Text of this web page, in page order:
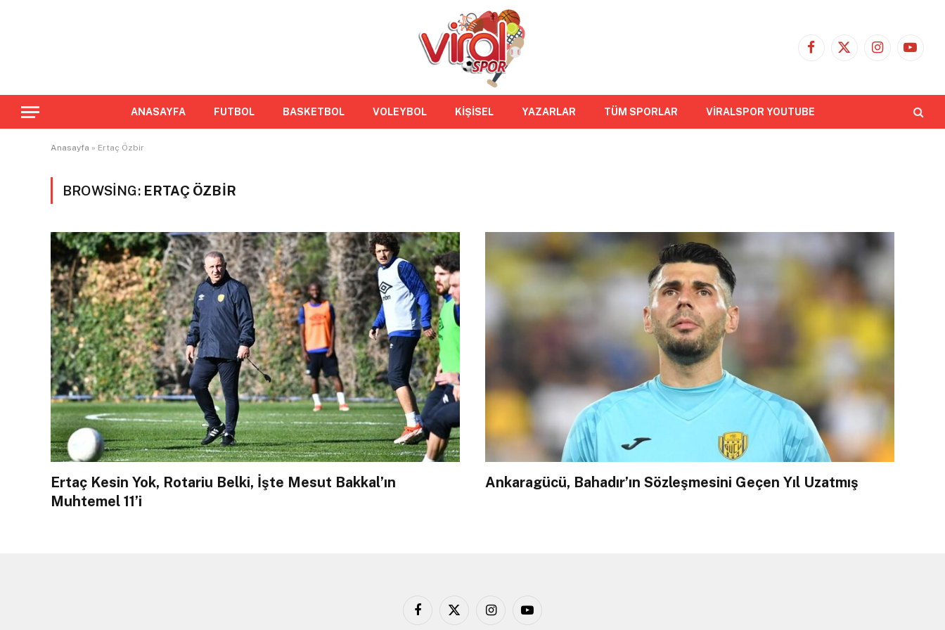
Facebook
X
Instagram
ANASAYFA FUTBOL BASKETBOL VOLEYBOL KİŞİSEL YAZARLAR TÜM SPORLAR VİRALSPOR YOUTUBE
Anasayfa » Ertaç Özbir
BROWSING: ERTAÇ ÖZBIR
Ertaç Kesin Yok, Rotariu Belki, İşte Mesut Bakkal’ın
Muhtemel 11’i
Ankaragücü, Bahadır’ın Sözleşmesini Geçen Yıl Uzatmış
Facebook
X
InstagramYouTube